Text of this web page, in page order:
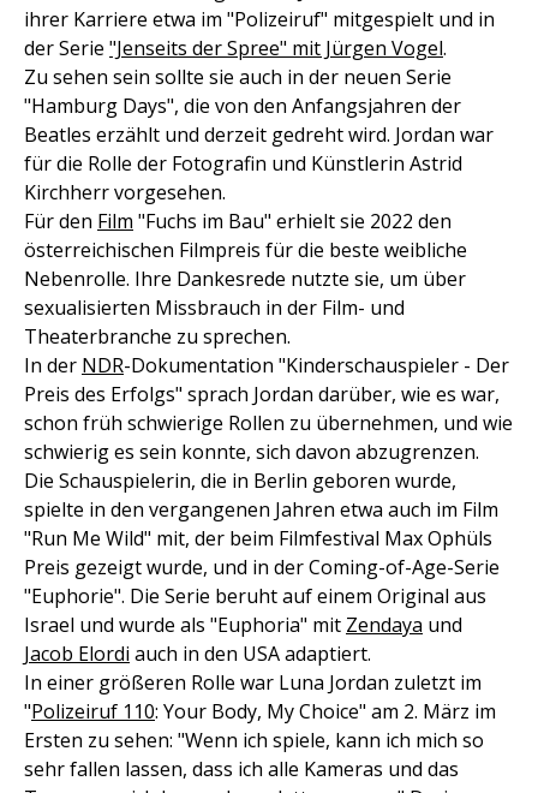
ihrer Karriere etwa im "Polizeiruf" mitgespielt und in
der Serie "Jenseits der Spree" mit Jürgen Vogel.
Zu sehen sein sollte sie auch in der neuen Serie
"Hamburg Days", die von den Anfangsjahren der
Beatles erzählt und derzeit gedreht wird. Jordan war
für die Rolle der Fotografin und Künstlerin Astrid
Kirchherr vorgesehen.
Für den Film "Fuchs im Bau" erhielt sie 2022 den
österreichischen Filmpreis für die beste weibliche
Nebenrolle. Ihre Dankesrede nutzte sie, um über
sexualisierten Missbrauch in der Film- und
Theaterbranche zu sprechen.
In der NDR-Dokumentation "Kinderschauspieler - Der
Preis des Erfolgs" sprach Jordan darüber, wie es war,
schon früh schwierige Rollen zu übernehmen, und wie
schwierig es sein konnte, sich davon abzugrenzen.
Die Schauspielerin, die in Berlin geboren wurde,
spielte in den vergangenen Jahren etwa auch im Film
"Run Me Wild" mit, der beim Filmfestival Max Ophüls
Preis gezeigt wurde, und in der Coming-of-Age-Serie
"Euphorie". Die Serie beruht auf einem Original aus
Israel und wurde als "Euphoria" mit Zendaya und
Jacob Elordi auch in den USA adaptiert.
In einer größeren Rolle war Luna Jordan zuletzt im
"Polizeiruf 110: Your Body, My Choice" am 2. März im
Ersten zu sehen: "Wenn ich spiele, kann ich mich so
sehr fallen lassen, dass ich alle Kameras und das